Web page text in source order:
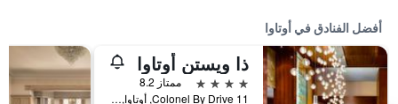
أفضل الفنادق في أوتاوا
ذا ويستن أوتاوا
4 نجوم
ممتاز 8.2
11 Colonel By Drive, أوتاوا, ON, كندا